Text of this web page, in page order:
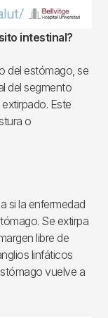
intestinal?
del estómago, se
del segmento
Este
o
si la enfermedad
Se extirpa
libre de
linfáticos
vuelve a